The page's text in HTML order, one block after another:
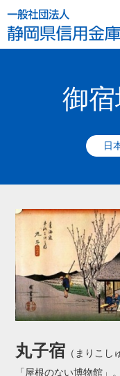
御
日
丸子宿 （まりこし
「屋根のない博物館」